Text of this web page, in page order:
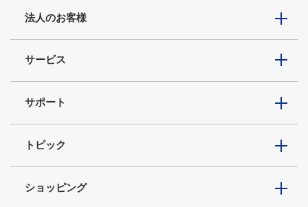
法人のお客様
サービス
サポート
トピック
ショッピング